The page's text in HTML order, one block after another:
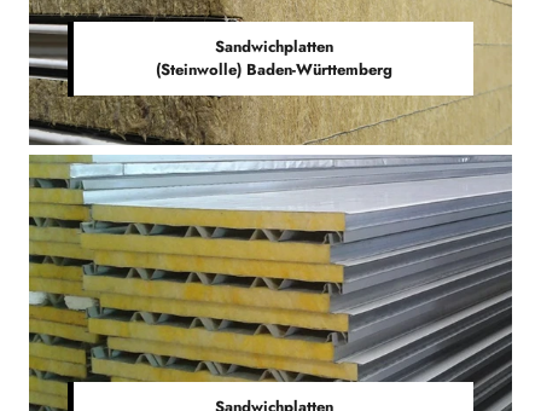
Sandwichplatten
(Steinwolle) Baden-Württemberg